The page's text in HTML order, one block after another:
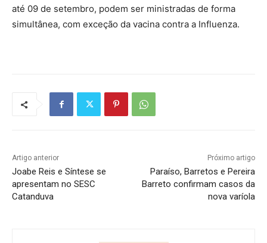
até 09 de setembro, podem ser ministradas de forma
simultânea, com exceção da vacina contra a Influenza.
Artigo anterior
Joabe Reis e Síntese se
apresentam no SESC
Catanduva
Próximo artigo
Paraíso, Barretos e Pereira
Barreto confirmam casos da
nova varíola